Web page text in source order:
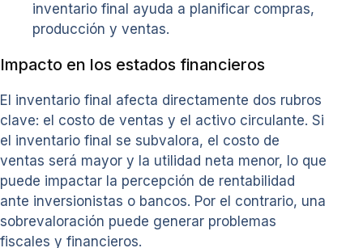
inventario final ayuda a planificar compras,
producción y ventas.
Impacto en los estados financieros
El inventario final afecta directamente dos rubros
clave: el costo de ventas y el activo circulante. Si
el inventario final se subvalora, el costo de
ventas será mayor y la utilidad neta menor, lo que
puede impactar la percepción de rentabilidad
ante inversionistas o bancos. Por el contrario, una
sobrevaloración puede generar problemas
fiscales y financieros.